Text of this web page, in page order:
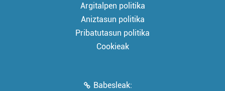
Argitalpen politika
Aniztasun politika
Pribatutasun politika
Cookieak
Babesleak: